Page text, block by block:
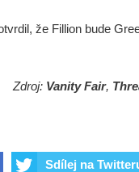
že Fillion bude
Zdroj: Vanity Fair,
Sdílej na